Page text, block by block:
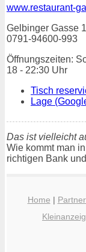
www.restaurant-
Gelbinger Gasse
0791-94600-993
Öffnungszeiten:
18 - 22:30 Uhr
Tisch
Lage
Das ist vielleicht
Wie kommt man
richtigen Bank
Home |